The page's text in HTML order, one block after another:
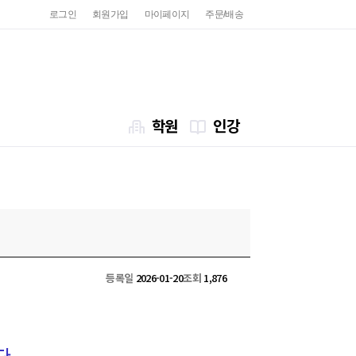
로그인 회원가입 마이페이지 주문/배송
학원 인강
등록일 2026-01-20조회1,876